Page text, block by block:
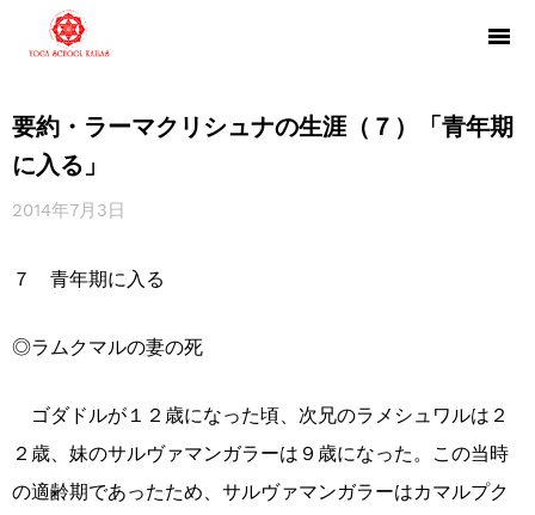
要約・ラーマクリシュナの生涯（７）「青年期
に入る」
2014年7月3日
７ 青年期に入る
◎ラムクマルの妻の死
ゴダドルが１２歳になった頃、次兄のラメシュワルは２
２歳、妹のサルヴァマンガラーは９歳になった。この当時
の適齢期であったため、サルヴァマンガラーはカマルプク